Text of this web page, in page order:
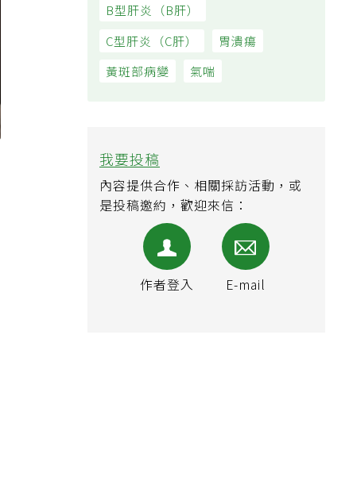
B型肝炎（B肝）
C型肝炎（C肝）
胃潰瘍
黃斑部病變
我要投稿
內容提供合作、相關採訪活動，或